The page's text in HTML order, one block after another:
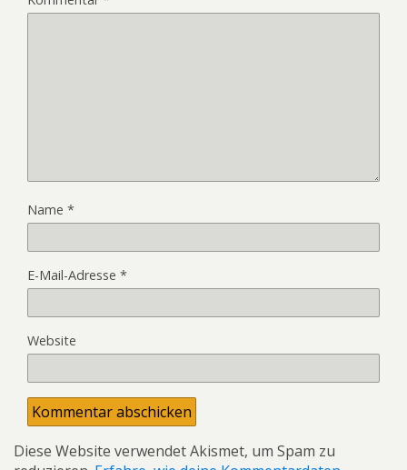
Name *
E-Mail-Adresse *
Website
Diese Website verwendet Akismet, um Spam zu